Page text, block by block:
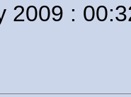
2009 :